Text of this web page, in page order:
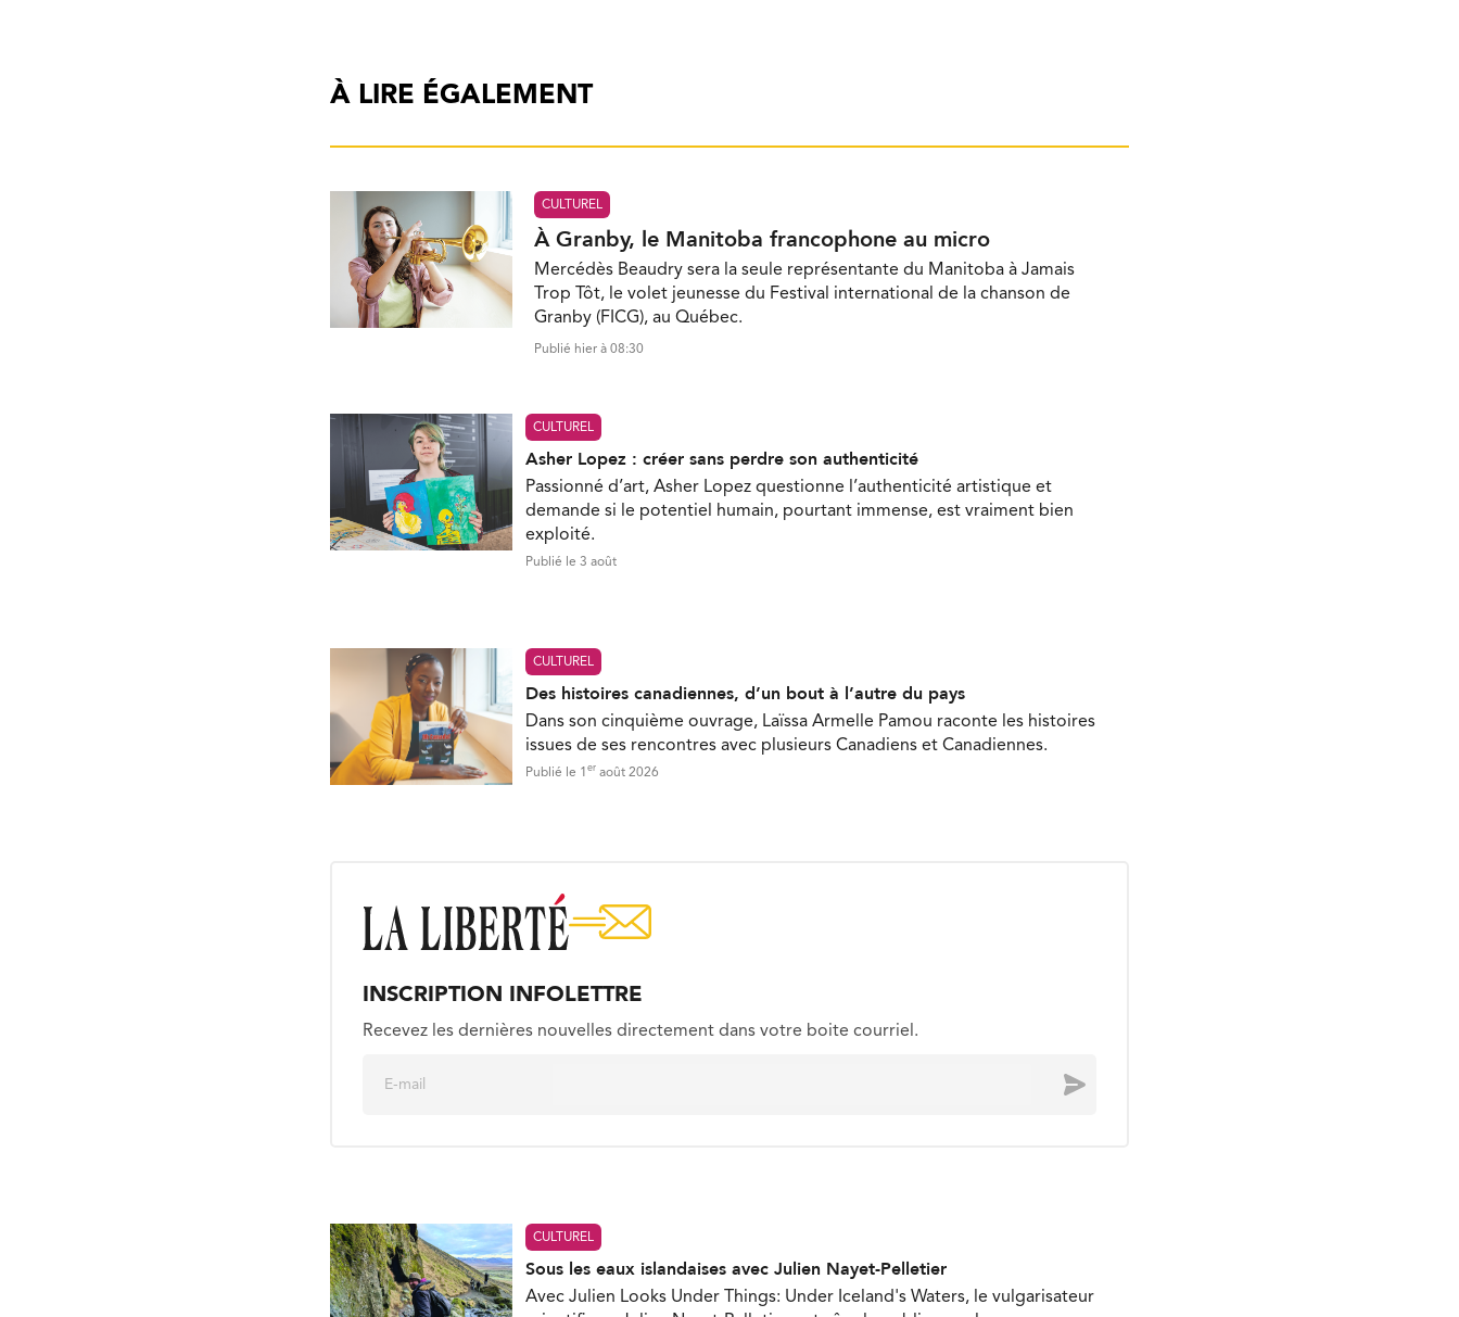
À LIRE ÉGALEMENT
CULTUREL
À Granby, le Manitoba francophone au micro
Mercédès Beaudry sera la seule représentante du Manitoba à Jamais
Trop Tôt, le volet jeunesse du Festival international de la chanson de
Granby (FICG), au Québec.
Publié hier à 08:30
CULTUREL
Asher Lopez : créer sans perdre son authenticité
Passionné d’art, Asher Lopez questionne l’authenticité artistique et
demande si le potentiel humain, pourtant immense, est vraiment bien
exploité.
Publié le 3 août
CULTUREL
Des histoires canadiennes, d’un bout à l’autre du pays
Dans son cinquième ouvrage, Laïssa Armelle Pamou raconte les histoires
issues de ses rencontres avec plusieurs Canadiens et Canadiennes.
Publié le 1 er août 2026
INSCRIPTION INFOLETTRE
Recevez les dernières nouvelles directement dans votre boite courriel.
Envoyer
CULTUREL
Sous les eaux islandaises avec Julien Nayet-Pelletier
Avec Julien Looks Under Things: Under Iceland's Waters, le vulgarisateur